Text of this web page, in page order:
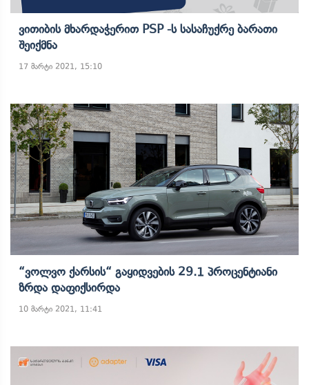
Ვითიბის Მხარდაჭერით PSP -ს Სასაჩუქრე Ბარათი
Შეიქმნა
17 მარტი 2021, 15:10
“ვოლვო Ქარსის“ Გაყიდვების 29.1 Პროცენტიანი
Ზრდა Დაფიქსირდა
10 მარტი 2021, 11:41